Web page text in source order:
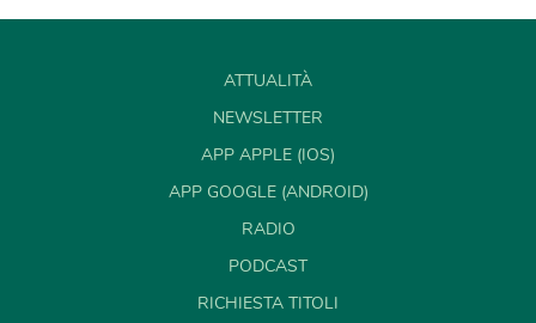
ATTUALITÀ
NEWSLETTER
APP APPLE (IOS)
APP GOOGLE (ANDROID)
RADIO
PODCAST
RICHIESTA TITOLI